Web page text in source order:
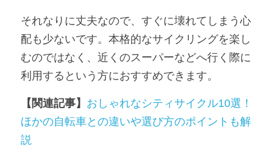
それなりに丈夫なので、すぐに壊れてしまう心
配も少ないです。本格的なサイクリングを楽し
むのではなく、近くのスーパーなどへ行く際に
利用するという方におすすめできます。
【関連記事】 おしゃれなシティサイクル10選！
ほかの自転車との違いや選び方のポイントも解
説